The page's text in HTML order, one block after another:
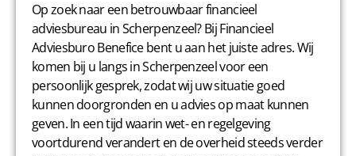
Op zoek naar een betrouwbaar financieel
adviesbureau in Scherpenzeel? Bij Financieel
Adviesburo Benefice bent u aan het juiste adres. Wij
komen bij u langs in Scherpenzeel voor een
persoonlijk gesprek, zodat wij uw situatie goed
kunnen doorgronden en u advies op maat kunnen
geven. In een tijd waarin wet- en regelgeving
voortdurend verandert en de overheid steeds verder